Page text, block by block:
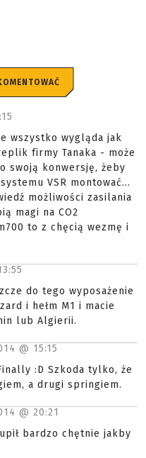
wszystko wygląda jak
firmy Tanaka - może
swoją konwersję, żeby
VSR montować...
możliwości zasilania
magi na CO2
to z chęcią wezmę i
do tego wyposażenie
i hełm M1 i macie
lub Algierii.
@ 15:15
:D Szkoda tylko, że
a drugi springiem.
@ 20:21
bardzo chętnie jakby